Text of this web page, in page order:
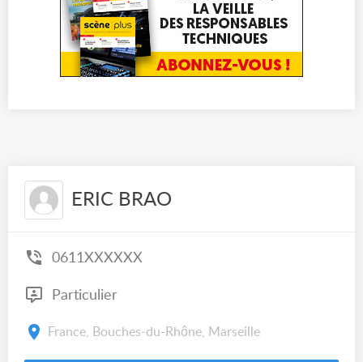
ERIC BRAO
0611XXXXXX
Particulier
France, Bouches-du-Rhône, Marseille